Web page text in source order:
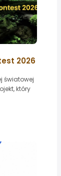
2026
światowej
który